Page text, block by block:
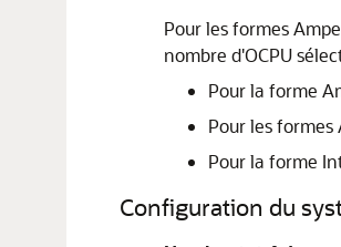
Pour les formes
nombre d'OCPU
Pour la forme
Pour les
Pour la forme
Configuration du